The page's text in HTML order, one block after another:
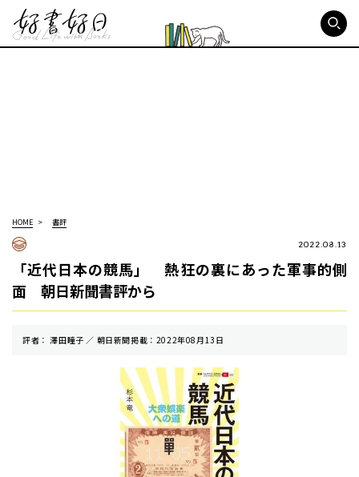
HOME 書評
2022.08.13
「近代日本の競馬」 熱狂の裏にあった軍事的側
面 朝日新聞書評から
評者： 澤田瞳子 ／ 朝⽇新聞掲載：2022年08月13日